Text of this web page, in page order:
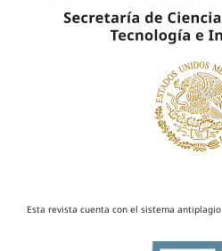
Esta revista cuenta con el sistema antiplagio